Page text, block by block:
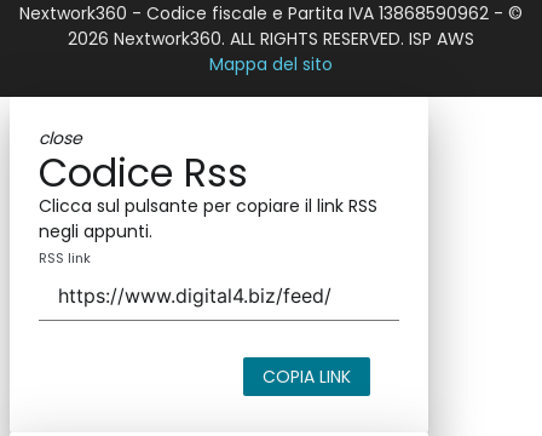
Nextwork360 - Codice fiscale e Partita IVA 13868590962 - ©
2026 Nextwork360. ALL RIGHTS RESERVED. ISP AWS
Mappa del sito
close
Codice Rss
Clicca sul pulsante per copiare il link RSS
negli appunti.
RSS link
COPIA LINK